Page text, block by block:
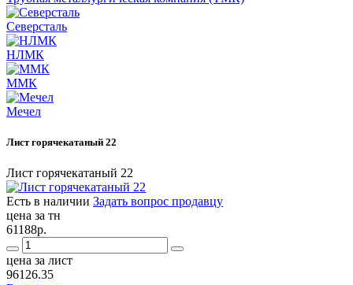
Северсталь
НЛМК
ММК
Мечел
Лист горячекатаный 22
Лист горячекатаный 22
Есть в наличии Задать вопрос продавцу
цена за тн
61188р.
цена за лист
96126.35